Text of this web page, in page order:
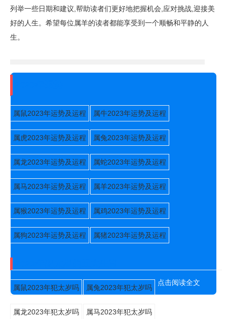
列举一些日期和建议,帮助读者们更好地把握机会,应对挑战,迎接美
好的人生。希望每位属羊的读者都能享受到一个顺畅和平静的人
生。
属鼠2023年运势及运程 属牛2023年运势及运程
属虎2023年运势及运程 属兔2023年运势及运程
属龙2023年运势及运程 属蛇2023年运势及运程
属马2023年运势及运程 属羊2023年运势及运程
属猴2023年运势及运程 属鸡2023年运势及运程
属狗2023年运势及运程 属猪2023年运势及运程
属鼠2023年犯太岁吗 属兔2023年犯太岁吗
属龙2023年犯太岁吗 属马2023年犯太岁吗
点击阅读全文